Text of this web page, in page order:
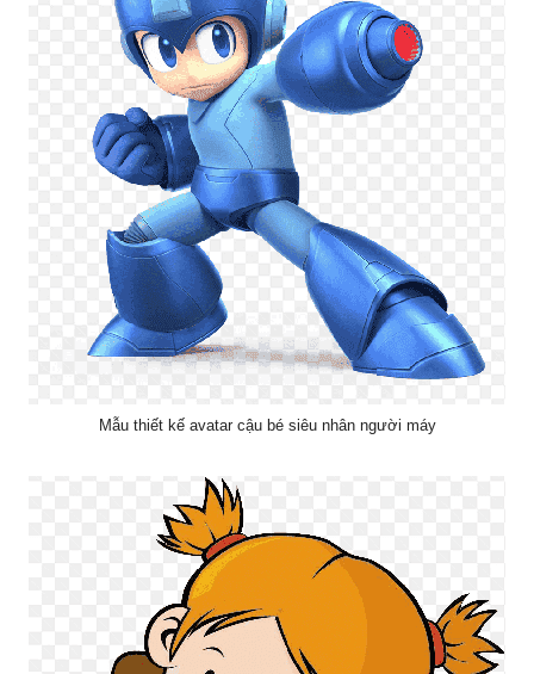
Mẫu thiết kế avatar cậu bé siêu nhân người máy